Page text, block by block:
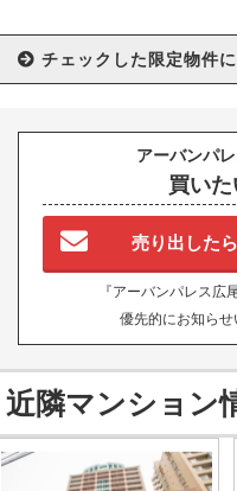
アーバンパ
買いた
売り出した
『アーバンパレス広
優先的にお知らせ
近隣マンション